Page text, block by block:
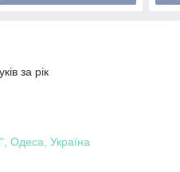
за рік
Одеса, Україна